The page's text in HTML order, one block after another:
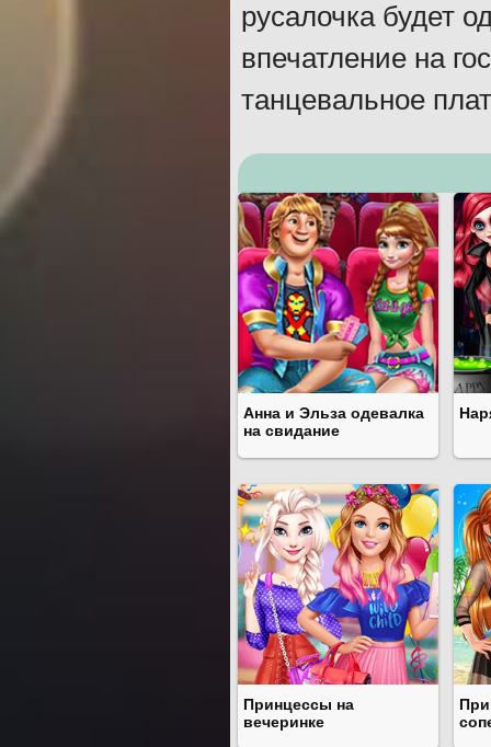
русалочка будет
впечатление на
танцевальное
Анна и Эльза одевалка
на свидание
Принцессы на
вечеринке